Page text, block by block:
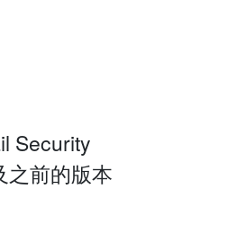
Security
之前的版本